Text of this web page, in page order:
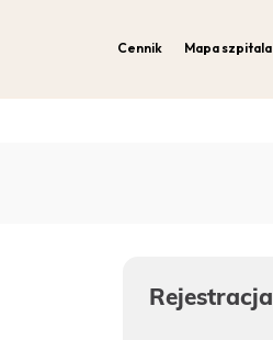
Cennik Mapa szpitala
Rejestracja